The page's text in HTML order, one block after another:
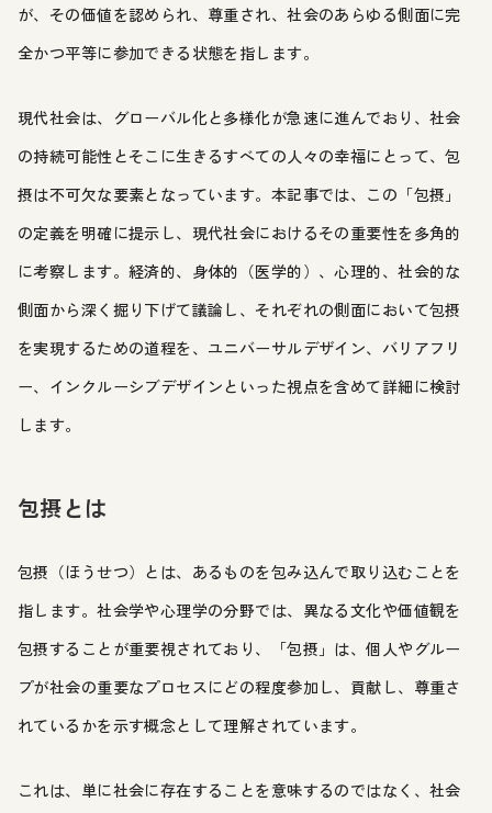
が、その価値を認められ、尊重され、社会のあらゆる側面に完
全かつ平等に参加できる状態を指します。
現代社会は、グローバル化と多様化が急速に進んでおり、社会
の持続可能性とそこに生きるすべての人々の幸福にとって、包
摂は不可欠な要素となっています。本記事では、この「包摂」
の定義を明確に提示し、現代社会におけるその重要性を多角的
に考察します。経済的、身体的（医学的）、心理的、社会的な
側面から深く掘り下げて議論し、それぞれの側面において包摂
を実現するための道程を、ユニバーサルデザイン、バリアフリ
ー、インクルーシブデザインといった視点を含めて詳細に検討
します。
包摂とは
包摂（ほうせつ）とは、あるものを包み込んで取り込むことを
指します。社会学や心理学の分野では、異なる文化や価値観を
包摂することが重要視されており、「包摂」は、個人やグルー
プが社会の重要なプロセスにどの程度参加し、貢献し、尊重さ
れているかを示す概念として理解されています。
これは、単に社会に存在することを意味するのではなく、社会